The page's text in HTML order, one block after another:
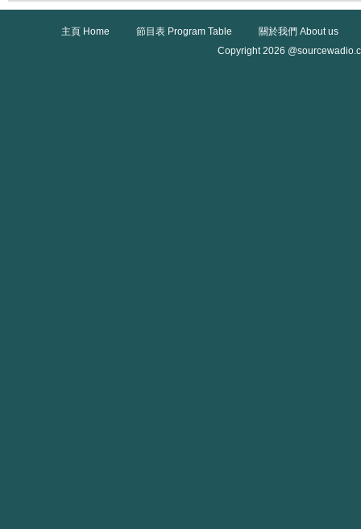
主頁 Home 節目表 Program Table
關於我們 About us
Copyright 2026